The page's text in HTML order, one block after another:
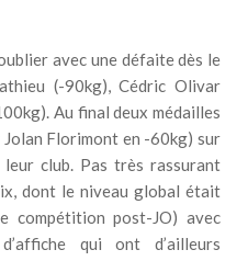
avec une défaite dès le
(-90kg), Cédric Olivar
Au final deux médailles
Florimont en -60kg) sur
club. Pas très rassurant
dont le niveau global était
compétition post-JO) avec
qui ont d’ailleurs